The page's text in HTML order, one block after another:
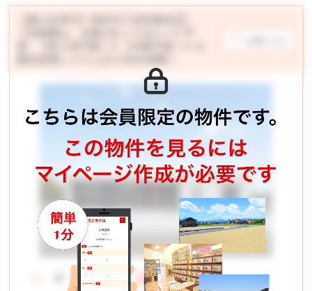
価 格： 3,398万円